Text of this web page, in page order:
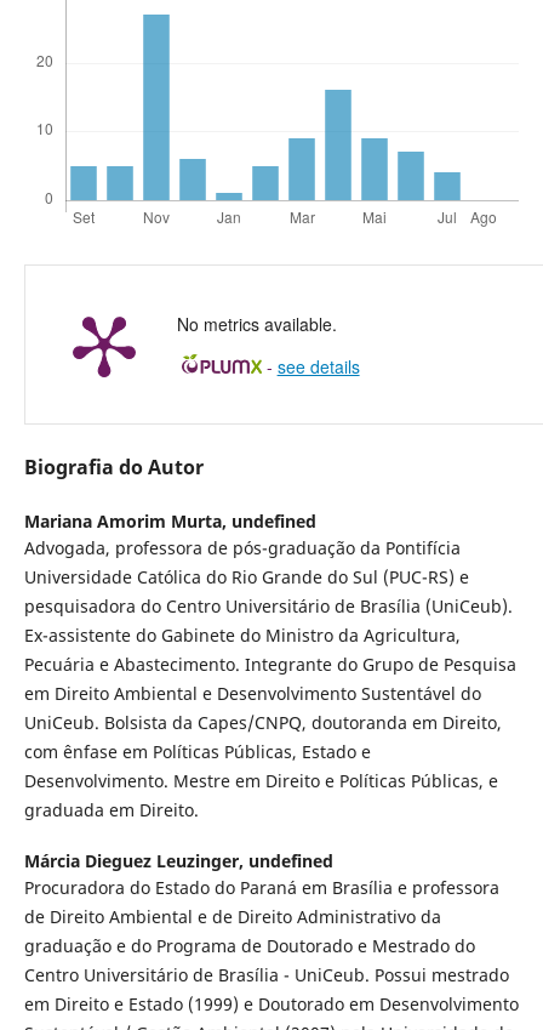
No metrics available.
- see details
Biografia do Autor
Mariana Amorim Murta, undefined
Advogada, professora de pós-graduação da Pontifícia
Universidade Católica do Rio Grande do Sul (PUC-RS) e
pesquisadora do Centro Universitário de Brasília (UniCeub).
Ex-assistente do Gabinete do Ministro da Agricultura,
Pecuária e Abastecimento. Integrante do Grupo de Pesquisa
em Direito Ambiental e Desenvolvimento Sustentável do
UniCeub. Bolsista da Capes/CNPQ, doutoranda em Direito,
com ênfase em Políticas Públicas, Estado e
Desenvolvimento. Mestre em Direito e Políticas Públicas, e
graduada em Direito.
Márcia Dieguez Leuzinger, undefined
Procuradora do Estado do Paraná em Brasília e professora
de Direito Ambiental e de Direito Administrativo da
graduação e do Programa de Doutorado e Mestrado do
Centro Universitário de Brasília - UniCeub. Possui mestrado
em Direito e Estado (1999) e Doutorado em Desenvolvimento